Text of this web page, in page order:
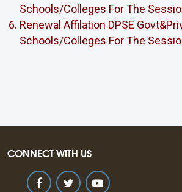
Schools/Colleges For The
Renewal Affilation DPSE
Schools/Colleges For The
CONNECT WITH US